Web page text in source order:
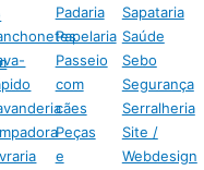
Padaria
Papelaria
Passeio
com
cães
Peças
e
Sapataria
Saúde
Sebo
Segurança
Serralheria
Site /
Webdesign